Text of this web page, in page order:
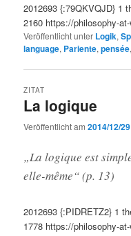
2012693 {:79QKVQJD} 1
2160 https://philosophy-
Veröffentlicht unter Logik,
language, Pariente,pensée,
La logique
ZITAT
Veröffentlicht am2014/12/29
„La logique est
elle-même“ (p. 13)
2012693 {:PIDRETZ2} 1
1778 https://philosophy-